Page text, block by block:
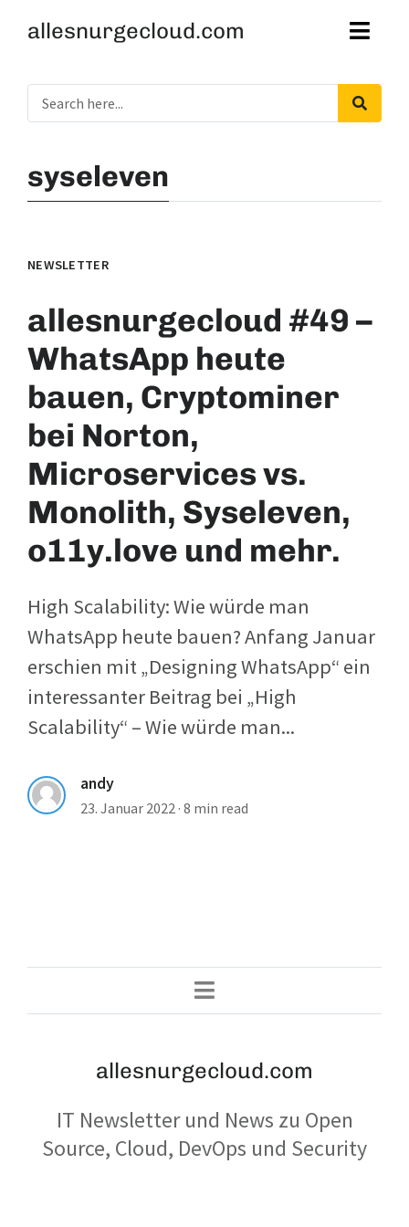
allesnurgecloud.com
syseleven
NEWSLETTER
allesnurgecloud #49 –
WhatsApp heute
bauen, Cryptominer
bei Norton,
Microservices vs.
Monolith, Syseleven,
o11y.love und mehr.
High Scalability: Wie würde man
WhatsApp heute bauen? Anfang Januar
erschien mit „Designing WhatsApp“ ein
interessanter Beitrag bei „High
Scalability“ – Wie würde man...
andy
23. Januar 2022 · 8 min read
allesnurgecloud.com
IT Newsletter und News zu Open
Source, Cloud, DevOps und Security